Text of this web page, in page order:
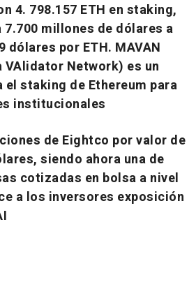
4. 798.157 ETH en staking,
millones de dólares a
dólares por ETH. MAVAN
VAlidator Network) es un
staking de Ethereum para
institucionales
de Eightco por valor de
siendo ahora una de
cotizadas en bolsa a nivel
a los inversores exposición